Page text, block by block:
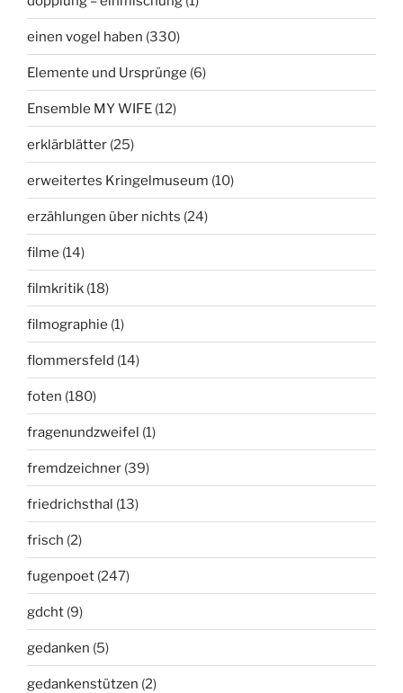
einen vogel haben (330)
Elemente und Ursprünge (6)
Ensemble MY WIFE (12)
erklärblätter (25)
erweitertes Kringelmuseum (10)
erzählungen über nichts (24)
filme (14)
filmkritik (18)
filmographie (1)
flommersfeld (14)
foten (180)
fragenundzweifel (1)
fremdzeichner (39)
friedrichsthal (13)
frisch (2)
fugenpoet (247)
gdcht (9)
gedanken (5)
gedankenstützen (2)